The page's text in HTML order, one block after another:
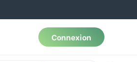
Connexion